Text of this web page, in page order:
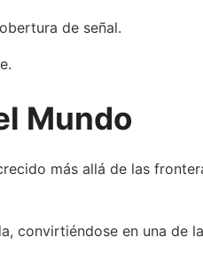
de señal.
Mundo
más allá de las
convirtiéndose en una de